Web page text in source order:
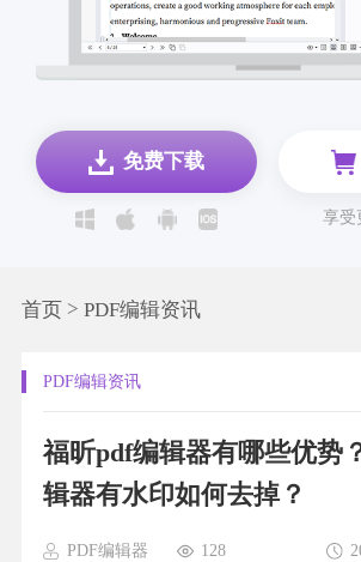
免费下载
享受
首页> PDF编辑资讯
PDF编辑资讯
福昕pdf编辑器有哪些优势
辑器有水印如何去掉？
PDF编辑器 128